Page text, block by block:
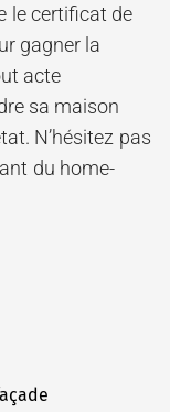
le certificat de
gagner la
acte
sa maison
N’hésitez pas
du home-